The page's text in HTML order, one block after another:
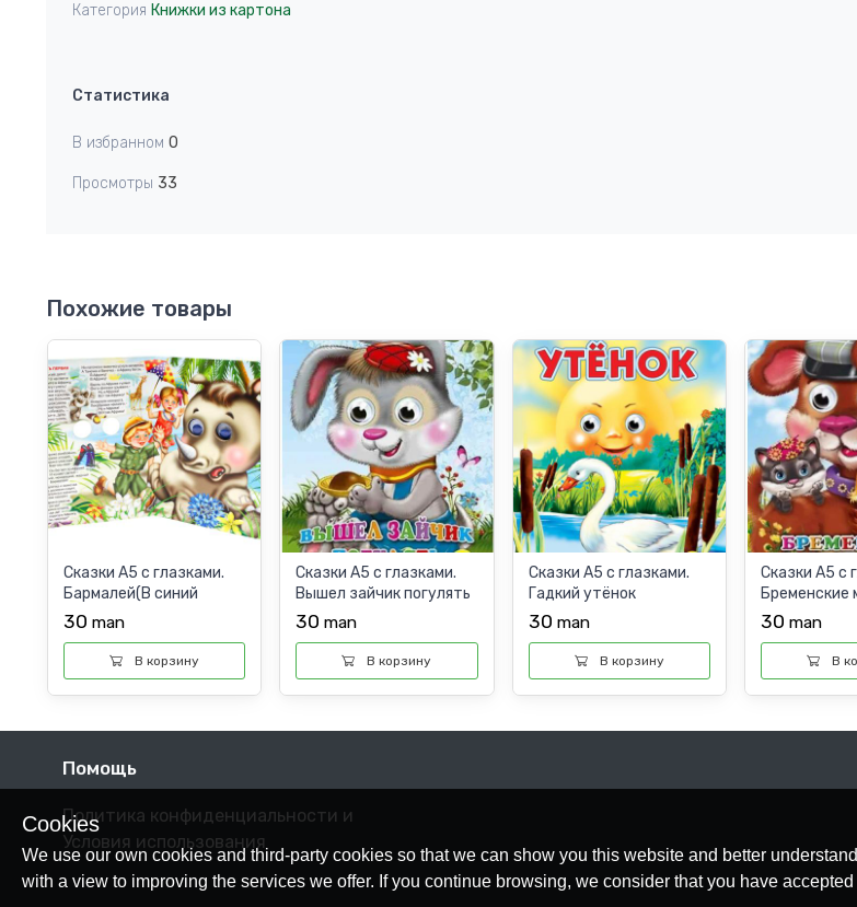
1Категория Книжки из картона
Статистика
В избранном 0
Просмотры 33
Похожие товары
Сказки А5 с глазками.
Бармалей(В синий
бандане). Корней чуко...
30 man
В корзину
Сказки А5 с глазками.
Вышел зайчик погулять
30man
В корзину
Сказки А5 с глазками.
Гадкий утёнок
30 man
В корзину
Сказки А5 с
Бременские
30 man
В
Cookies
We use our own cookies and third-party cookies so that we can show you this website and better
with a view to improving the services we offer. If you continue browsing, we consider that you have
Помощь
Политика конфиденциальности и
Условия использования